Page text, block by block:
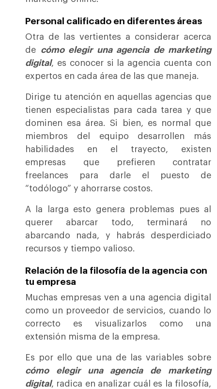
Personal calificado en diferentes áreas
Otra de las vertientes a considerar acerca
de cómo elegir una agencia de marketing
digital, es conocer si la agencia cuenta con
expertos en cada área de las que maneja.
Dirige tu atención en aquellas agencias que
tienen especialistas para cada tarea y que
dominen esa área. Si bien, es normal que
miembros del equipo desarrollen más
habilidades en el trayecto, existen
empresas que prefieren contratar
freelances para darle el puesto de
“todólogo” y ahorrarse costos.
A la larga esto genera problemas pues al
querer abarcar todo, terminará no
abarcando nada, y habrás desperdiciado
recursos y tiempo valioso.
Relación de la filosofía de la agencia con
tu empresa
Muchas empresas ven a una agencia digital
como un proveedor de servicios, cuando lo
correcto es visualizarlos como una
extensión misma de la empresa.
Es por ello que una de las variables sobre
cómo elegir una agencia de marketing
digital, radica en analizar cuál es la filosofía,